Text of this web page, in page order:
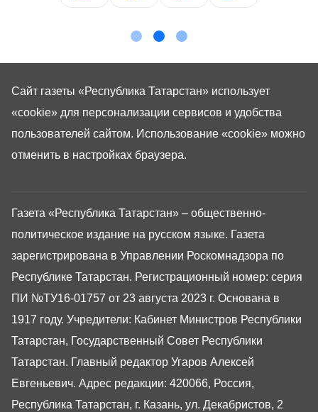
Газета «Республика Татарстан» – общественно-
политическое издание на русском языке. Газета
зарегистрирована в Управлении Роскомнадзора по
Республике Татарстан. Регистрационный номер: серия
ПИ №ТУ16-01757 от 23 августа 2023 г. Основана в
1917 году. Учредители: Кабинет Министров Республики
Татарстан, Государственный Совет Республики
Татарстан. Главный редактор Угаров Алексей
Евгеньевич. Адрес редакции: 420066, Россия,
Республика Татарстан, г. Казань, ул. Декабристов, 2
Сайт газеты «Республика Татарстан» использует
«cookie» для персонализации сервисов и удобства
пользователей сайтом. Использование «cookie» можно
отменить в настройках браузера.